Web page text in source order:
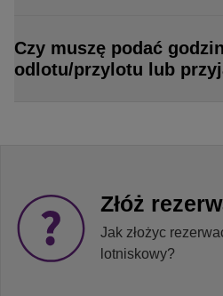
Czy muszę podać
odlotu/przylotu lub
Złóż
Jak złożyc
lotniskowy?